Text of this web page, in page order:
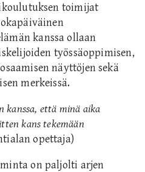
toimijat
kanssa ollaan
työssäoppimisen,
näyttöjen sekä
merkeissä.
kanssa, että minä aika
kans tekemään
opettaja)
on paljolti arjen